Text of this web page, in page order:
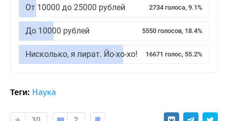
От 10000 до 25000 рублей 2734 голоса, 9.1%
До 10000 рублей 5550 голосов, 18.4%
Нисколько, я пират. Йо-хо-хо! 16671 голос, 55.2%
Теги: Наука